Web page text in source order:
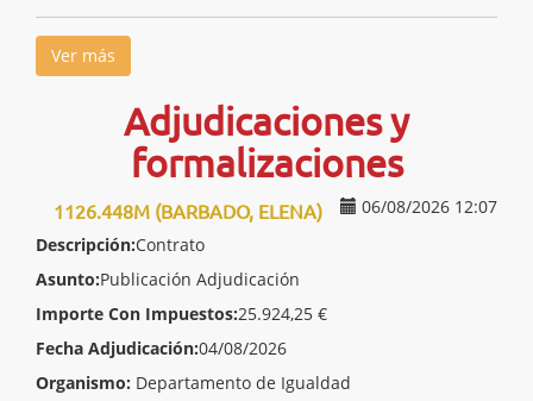
Ver más
Adjudicaciones y
formalizaciones
06/08/2026 12:07
1126.448M (BARBADO, ELENA)
Descripción:Contrato
Asunto:Publicación Adjudicación
Importe Con Impuestos:25.924,25 €
Fecha Adjudicación:04/08/2026
Organismo: Departamento de Igualdad